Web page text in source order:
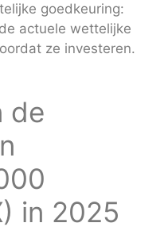
goedkeuring:
actuele wettelijke
ze investeren.
de
in 2025